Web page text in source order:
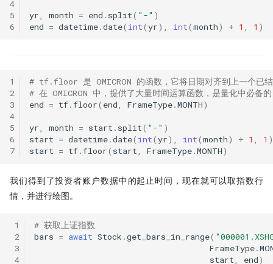
量化研究员如何写一手好代码
为了机器能学习，我标注了 2 万条行
情数据
21天驯化AI打工仔
AI tools
Numpy Pandas
4
5
6
yr, month = end . split( "-" )
end = datetime.date( int(yr), int(month) + 1 , 1 )
1
2
3
4
5
6
7
# tf.floor 是 OMICRON 的函数，它将日期对齐到上一个已结
# 在 OMICRON 中，提供了大量时间运算函数，是量化中必备的
end = tf.floor( end, FrameType.MONTH)
yr, month = start . split( "-" )
start = datetime.date( int(yr), int(month) + 1 , 1 )
start = tf.floor( start, FrameType.MONTH)
我们得到了投资者账户数据中的起止时间，现在就可以取指数行
情，并进行绘图。
1
2
3
4
# 获取上证指数
bars = await Stock .get_bars_in_range(
FrameType.
start, end)